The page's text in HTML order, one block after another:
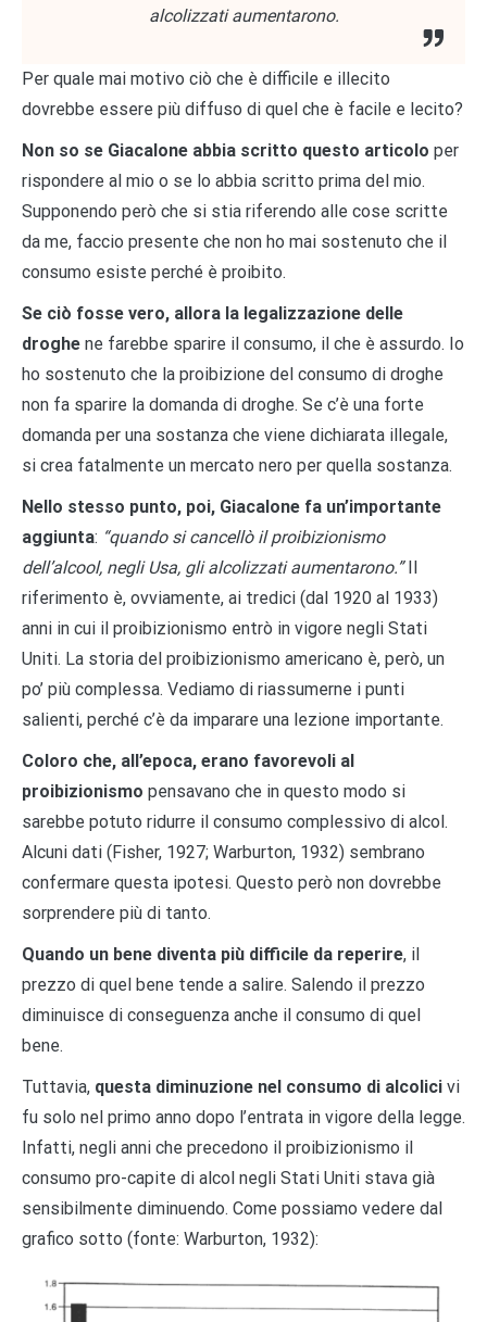
alcolizzati aumentarono.
Per quale mai motivo ciò che è difficile e illecito
dovrebbe essere più diffuso di quel che è facile e lecito?
Non so se Giacalone abbia scritto questo articolo per
rispondere al mio o se lo abbia scritto prima del mio.
Supponendo però che si stia riferendo alle cose scritte
da me, faccio presente che non ho mai sostenuto che il
consumo esiste perché è proibito.
Se ciò fosse vero, allora la legalizzazione delle
droghe ne farebbe sparire il consumo, il che è assurdo. Io
ho sostenuto che la proibizione del consumo di droghe
non fa sparire la domanda di droghe. Se c’è una forte
domanda per una sostanza che viene dichiarata illegale,
si crea fatalmente un mercato nero per quella sostanza.
Nello stesso punto, poi, Giacalone fa un’importante
aggiunta: “quando si cancellò il proibizionismo
dell’alcool, negli Usa, gli alcolizzati aumentarono.”Il
riferimento è, ovviamente, ai tredici (dal 1920 al 1933)
anni in cui il proibizionismo entrò in vigore negli Stati
Uniti. La storia del proibizionismo americano è, però, un
po’ più complessa. Vediamo di riassumerne i punti
salienti, perché c’è da imparare una lezione importante.
Coloro che, all’epoca, erano favorevoli al
proibizionismo pensavano che in questo modo si
sarebbe potuto ridurre il consumo complessivo di alcol.
Alcuni dati (Fisher, 1927; Warburton, 1932) sembrano
confermare questa ipotesi. Questo però non dovrebbe
sorprendere più di tanto.
Quando un bene diventa più difficile da reperire, il
prezzo di quel bene tende a salire. Salendo il prezzo
diminuisce di conseguenza anche il consumo di quel
bene.
Tuttavia, questa diminuzione nel consumo di alcolici vi
fu solo nel primo anno dopo l’entrata in vigore della legge.
Infatti, negli anni che precedono il proibizionismo il
consumo pro-capite di alcol negli Stati Uniti stava già
sensibilmente diminuendo. Come possiamo vedere dal
grafico sotto (fonte: Warburton, 1932):